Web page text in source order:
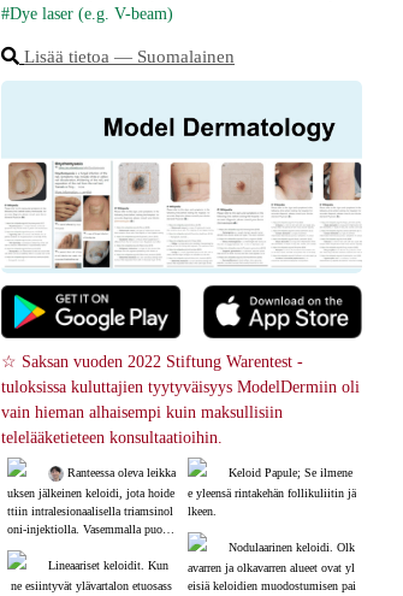
#Dye laser (e.g. V-beam)
Lisää tietoa ― Suomalainen
☆ Saksan vuoden 2022 Stiftung Warentest -
tuloksissa kuluttajien tyytyväisyys ModelDermiin oli
vain hieman alhaisempi kuin maksullisiin
telelääketieteen konsultaatioihin.
Ranteessa oleva leikka
uksen jälkeinen keloidi, jota hoide
ttiin intralesionaalisella triamsinol
oni-injektiolla. Vasemmalla puolel
hoidettu alue.Lineaariset keloidit. Kun
ne esiintyvät ylävartalon etuosass
Keloid Papule; Se ilmene
e yleensä rintakehän follikuliitin jä
lkeen.
Nodulaarinen keloidi. Olk
avarren ja olkavarren alueet ovat yl
eisiä keloidien muodostumisen pai